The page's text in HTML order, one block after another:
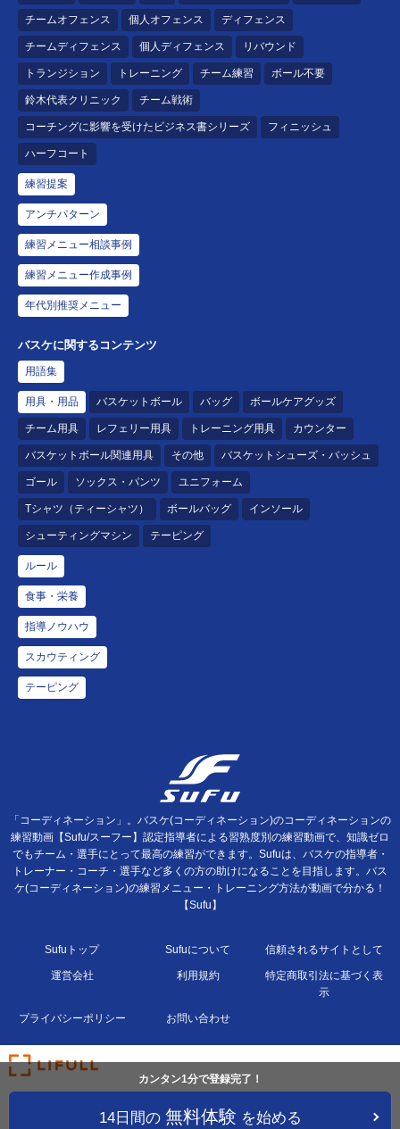
チームオフェンス 個人オフェンス ディフェンス
チームディフェンス 個人ディフェンス リバウンド
トランジション トレーニング チーム練習 ボール不要
鈴木代表クリニック チーム戦術
コーチングに影響を受けたビジネス書シリーズ フィニッシュ
ハーフコート
練習提案
アンチパターン
練習メニュー相談事例
練習メニュー作成事例
年代別推奨メニュー
バスケに関するコンテンツ
用語集
用具・用品 バスケットボール バッグ ボールケアグッズ
チーム用具 レフェリー用具 トレーニング用具 カウンター
バスケットボール関連用具 その他 バスケットシューズ・バッシュ
ゴール ソックス・パンツ ユニフォーム
Tシャツ（ティーシャツ） ボールバッグ インソール
シューティングマシン テーピング
ルール
食事・栄養
指導ノウハウ
スカウティング
テーピング
カンタン1分で登録完了！
14日間の 無料体験 を始める
「コーディネーション」。バスケ(コーディネーション)のコーディネーションの
練習動画【Sufu/スーフー】認定指導者による習熟度別の練習動画で、知識ゼロ
でもチーム・選手にとって最高の練習ができます。Sufuは、バスケの指導者・
トレーナー・コーチ・選手など多くの方の助けになることを目指します。バス
ケ(コーディネーション)の練習メニュー・トレーニング方法が動画で分かる！
【Sufu】
Sufuトップ Sufuについて 信頼されるサイトとして
運営会社 利用規約
特定商取引法に基づく表
示
プライバシーポリシー お問い合わせ